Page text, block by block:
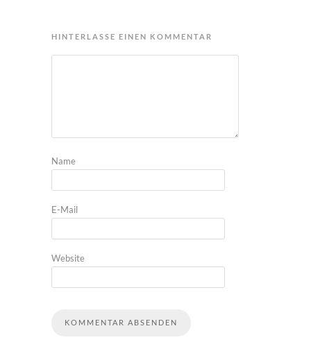
HINTERLASSE EINEN KOMMENTAR
Name
E-Mail
Website